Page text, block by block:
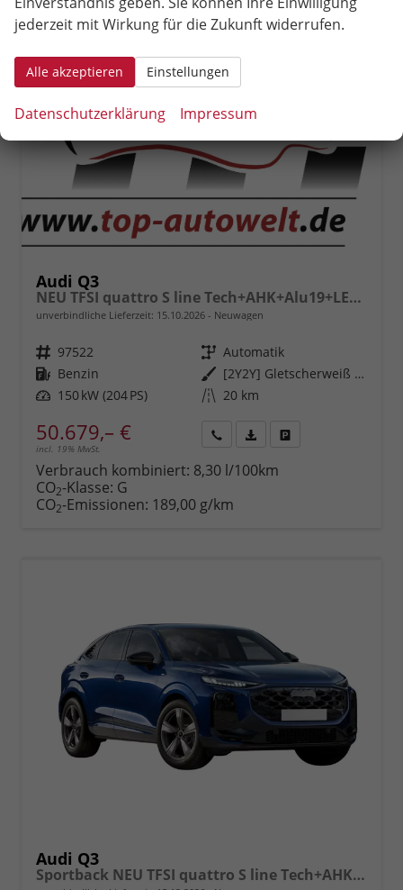
Audi Q3
NEU TFSI quattro S line Tech+AHK+Alu19+LEDplus+KlimaPlus+ExtSchwarz
unverbindliche Lieferzeit: 15.10.2026 Neuwagen
Fahrzeugnr. 97522 Getriebe Automatik
Kraftstoff Benzin Außenfarbe
[2Y2Y] Gletscherweiß Metallic
Leistung 150 kW (204 PS) Kilometerstand 20 km
50.679,– €
incl. 19% MwSt.
anfordern
Datei,
Verbrauch kombiniert: 8,30 l/100km
CO2-Klasse: G
CO2-Emissionen: 189,00 g/km
Audi Q3
Sportback NEU TFSI quattro S line Tech+AHK+Alu19+LEDplus+KlimaPlus+ExtSchwarz
jederzeit mit Wirkung für die Zukunft widerrufen.
Alle akzeptieren Einstellungen
Datenschutzerklärung Impressum